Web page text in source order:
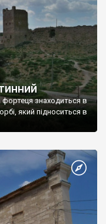
фортеця знаходиться в
який підноситься в